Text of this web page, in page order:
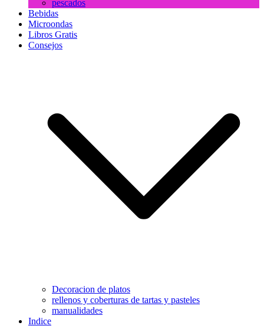
pescados
Bebidas
Microondas
Libros Gratis
Consejos
Decoracion de platos
rellenos y coberturas de tartas y pasteles
manualidades
Indice